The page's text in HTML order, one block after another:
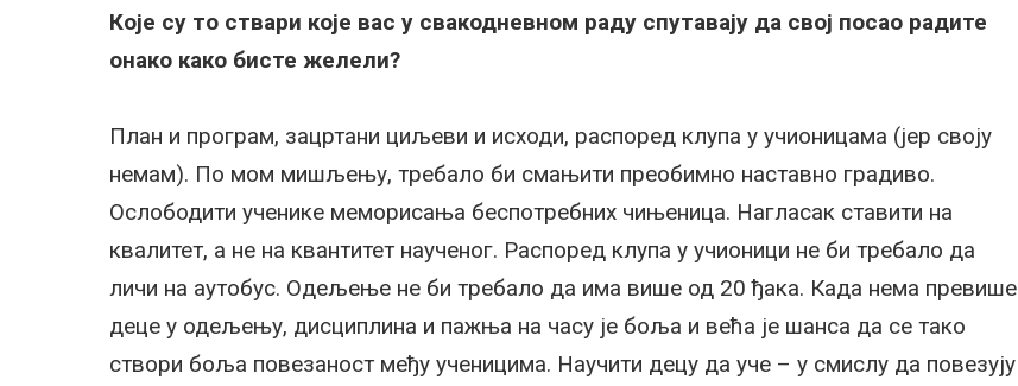
Које су то ствари које вас у свакодневном раду спутавају да свој посао радите
онако како бисте желели?
План и програм, зацртани циљеви и исходи, распоред клупа у учионицама (јер своју
немам). По мом мишљењу, требало би смањити преобимно наставно градиво.
Ослободити ученике меморисања беспотребних чињеница. Нагласак ставити на
квалитет, а не на квантитет наученог. Распоред клупа у учионици не би требало да
личи на аутобус. Одељење не би требало да има више од 20 ђака. Када нема превише
деце у одељењу, дисциплина и пажња на часу је боља и већа је шанса да се тако
створи боља повезаност међу ученицима. Научити децу да уче – у смислу да повезују